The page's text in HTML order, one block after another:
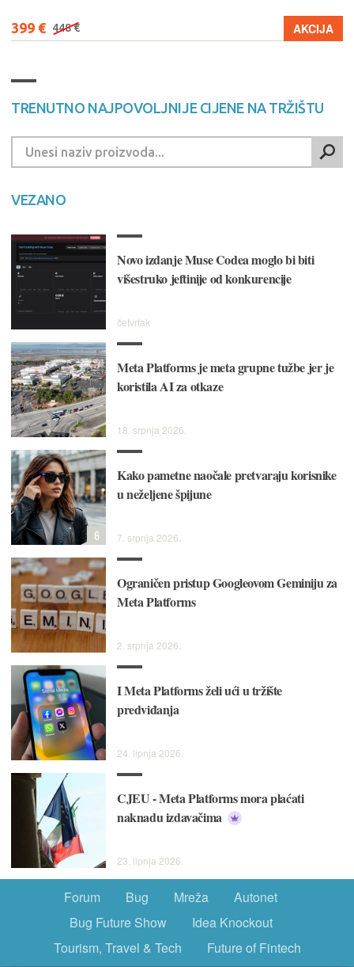
399 € 448 € AKCIJA
TRENUTNO NAJPOVOLJNIJE CIJENE NA TRŽIŠTU
VEZANO
Novo izdanje Muse Codea moglo bi biti
višestruko jeftinije od konkurencije
četvrtak
Meta Platforms je meta grupne tužbe jer je
koristila AI za otkaze
18. srpnja 2026.
Kako pametne naočale pretvaraju korisnike
u neželjene špijune
7. srpnja 2026.
6
Ograničen pristup Googleovom Geminiju za
Meta Platforms
2. srpnja 2026.
I Meta Platforms želi ući u tržište
predviđanja
24. lipnja 2026.
CJEU - Meta Platforms mora plaćati
naknadu izdavačima
23. lipnja 2026.
Forum Bug Mreža
Autonet
Bug Future Show
Idea Knockout
Tourism, Travel & Tech
Future of Fintech